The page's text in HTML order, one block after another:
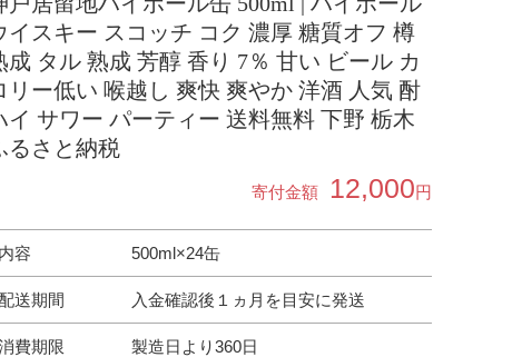
イスキー スコッチ コク 濃厚 糖質オフ 樽
成 タル 熟成 芳醇 香り 7％ 甘い ビール カ
リー低い 喉越し 爽快 爽やか 洋酒 人気 酎
イ サワー パーティー 送料無料 下野 栃木
るさと納税
寄付金額 12,000円
内容 500ml×24缶
送期間 入金確認後１ヵ月を目安に発送
費期限 製造日より360日